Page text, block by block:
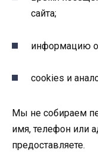
сайта;
информацию о
cookies и
Мы не собираем
имя, телефон или
предоставляете.